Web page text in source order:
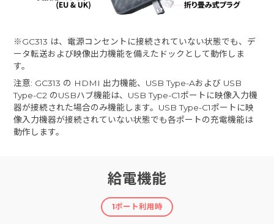
※GC313 は、電源コンセントに接続されていない状態でも、デ
ータ転送および映像出力機能を備えたドックとして動作しま
す。
注意: GC313 の HDMI 出力機能、USB Type-Aおよび USB
Type-C2 のUSBハブ機能は、USB Type-C1ポートに映像入力機
器が接続された場合のみ機能します。USB Type-C1ポートに映
像入力機器が接続されていない状態でも各ポートの充電機能は
動作します。
給電機能
1ポート利用時